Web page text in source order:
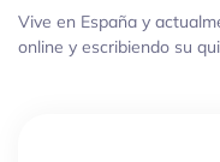
Vive en España y
online y escribiendo su